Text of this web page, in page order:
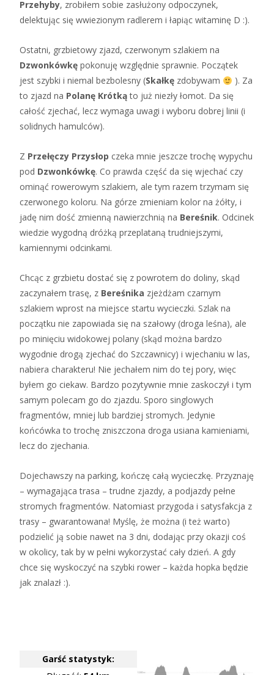
Przehyby, zrobiłem sobie zasłużony odpoczynek,
delektując się wwiezionym radlerem i łapiąc witaminę D :).
Ostatni, grzbietowy zjazd, czerwonym szlakiem na
Dzwonkówkę pokonuję względnie sprawnie. Początek
jest szybki i niemal bezbolesny (Skałkę zdobywam
). Za
to zjazd na Polanę Krótkąto już niezły łomot. Da się
całość zjechać, lecz wymaga uwagi i wyboru dobrej linii (i
solidnych hamulców).
Z Przełęczy Przysłop czeka mnie jeszcze trochę wypychu
pod Dzwonkówkę. Co prawda część da się wjechać czy
ominąć rowerowym szlakiem, ale tym razem trzymam się
czerwonego koloru. Na górze zmieniam kolor na żółty, i
jadę nim dość zmienną nawierzchnią na Bereśnik. Odcinek
wiedzie wygodną dróżką przeplataną trudniejszymi,
kamiennymi odcinkami.
Chcąc z grzbietu dostać się z powrotem do doliny, skąd
zaczynałem trasę, z Bereśnika zjeżdżam czarnym
szlakiem wprost na miejsce startu wycieczki. Szlak na
początku nie zapowiada się na szałowy (droga leśna), ale
po minięciu widokowej polany (skąd można bardzo
wygodnie drogą zjechać do Szczawnicy) i wjechaniu w las,
nabiera charakteru! Nie jechałem nim do tej pory, więc
byłem go ciekaw. Bardzo pozytywnie mnie zaskoczył i tym
samym polecam go do zjazdu. Sporo singlowych
fragmentów, mniej lub bardziej stromych. Jedynie
końcówka to trochę zniszczona droga usiana kamieniami,
lecz do zjechania.
Dojechawszy na parking, kończę całą wycieczkę. Przyznaję
– wymagająca trasa – trudne zjazdy, a podjazdy pełne
stromych fragmentów. Natomiast przygoda i satysfakcja z
trasy – gwarantowana! Myślę, że można (i też warto)
podzielić ją sobie nawet na 3 dni, dodając przy okazji coś
w okolicy, tak by w pełni wykorzystać cały dzień. A gdy
chce się wyskoczyć na szybki rower – każda hopka będzie
jak znalazł :).
Garść statystyk: